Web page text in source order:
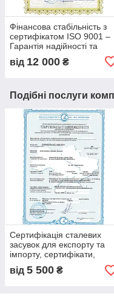
Фінансова стабільність з
сертифікатом ISO 9001 –
Гарантія надійності та
прозорості бізнесу, довіра
партнерів та інвесторів
від 12 000 ₴
Подібні послуги
Сертифікація сталевих
засувок для експорту та
імпорту, сертифікати,
відповідність стандартам
від 5 500 ₴